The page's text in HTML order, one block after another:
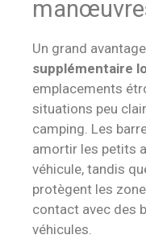
Un grand
supplémentaire
emplacements
situations peu
camping. Les
amortir les petits
véhicule, tandis
protègent les
contact avec des
véhicules.